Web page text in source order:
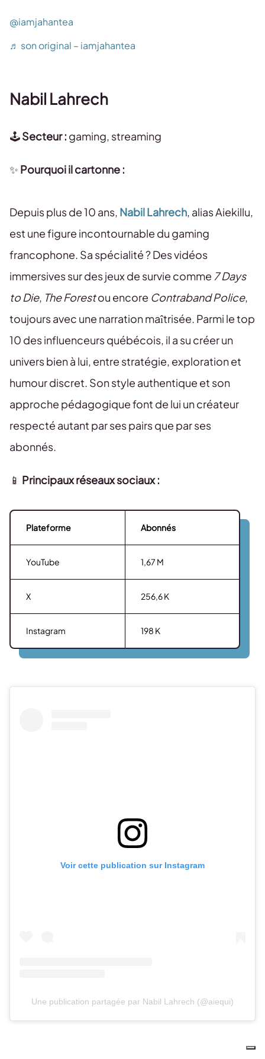
@iamjahantea
♬ son original – iamjahantea
Nabil Lahrech
🕹️Secteur : gaming, streaming
✨ Pourquoi il cartonne :
Depuis plus de 10 ans, Nabil Lahrech, alias Aiekillu,
est une figure incontournable du gaming
francophone. Sa spécialité ? Des vidéos
immersives sur des jeux de survie comme 7 Days
to Die, The Forestou encore Contraband Police,
toujours avec une narration maîtrisée. Parmi le top
10 des influenceurs québécois, il a su créer un
univers bien à lui, entre stratégie, exploration et
humour discret. Son style authentique et son
approche pédagogique font de lui un créateur
respecté autant par ses pairs que par ses
abonnés.
📱 Principaux réseaux sociaux :
Plateforme Abonnés
YouTube 1,67 M
X 256,6 K
Instagram 198 K
Voir cette publication sur Instagram
Une publication partagée par Nabil Lahrech (@aiequi)